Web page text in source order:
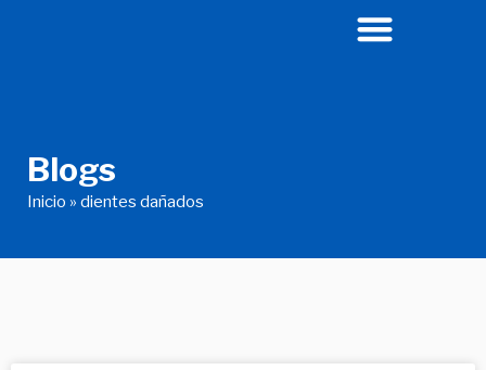
Blogs
Inicio » dientes dañados